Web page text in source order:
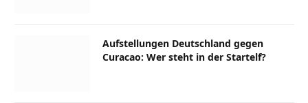
Aufstellungen Deutschland gegen
Curacao: Wer steht in der Startelf?